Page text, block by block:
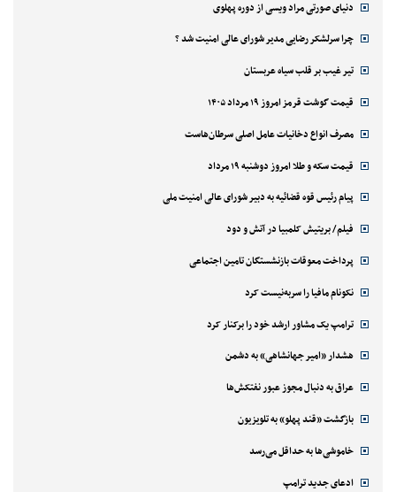
دنیای صورتی مراد ویسی از دوره پهلوی
چرا سرلشکر رضایی مدیر شورای عالی امنیت شد ؟
تیر غیب بر قلب سیاه عربستان
قیمت گوشت قرمز امروز ۱۹ مرداد ۱۴۰۵
مصرف انواع دخانیات عامل اصلی سرطان‌هاست
قیمت سکه و طلا امروز دوشنبه ۱۹ مرداد
پیام رئیس قوه قضائیه به دبیر شورای عالی امنیت ملی
فیلم/ بریتیش کلمبیا در آتش و دود
پرداخت معوقات بازنشستگان تامین اجتماعی
نکونام مافیا را سربه‌نیست کرد
ترامپ یک مشاور ارشد خود را برکنار کرد
هشدار «امیر جهانشاهی» به دشمن
عراق به دنبال مجوز عبور نفتکش‌ها
بازگشت «قند پهلو» به تلویزیون
خاموشی‌ها به حداقل می‌رسد
ادعای جدید ترامپ